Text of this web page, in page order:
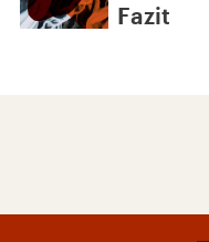
Fazit